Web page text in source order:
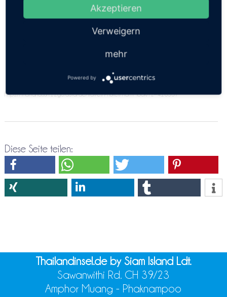
angeben. Bitte versuche es doch nochmals über die
https://thailandsun.12go.asia/de/travel/Phuket/Koh Mook/?z=416557
Diese Seite teilen:
Thailandinsel.de by Siam Island Ldt.
Sawanwithi Rd. CH 39/23
Amphor Muang - Phaknampoo
Akzeptieren
Verweigern
mehr
Powered by